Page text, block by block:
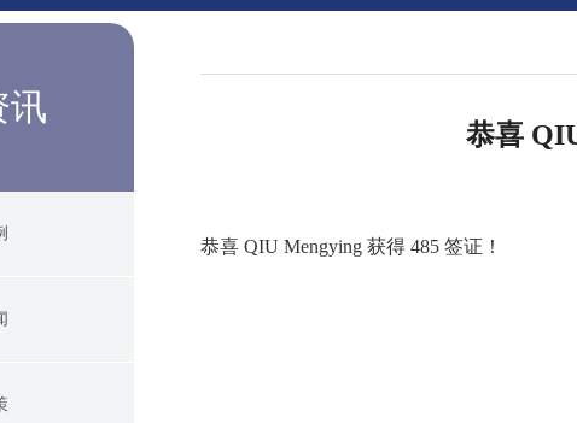
讯
恭喜
恭喜 QIU Mengying 获得 485 签证！